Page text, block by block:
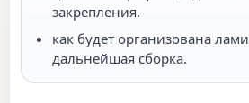
закрепления.
как будет организована
дальнейшая сборка.